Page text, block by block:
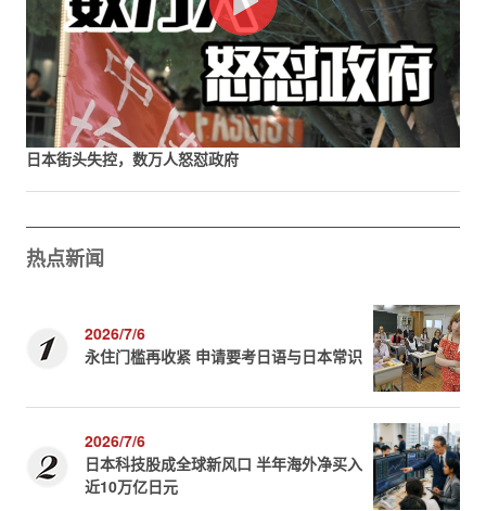
日本街头失控，数万人怒怼政府
热点新闻
2026/7/6
永住门槛再收紧 申请要考日语与日本常识
2026/7/6
日本科技股成全球新风口 半年海外净买入
近10万亿日元